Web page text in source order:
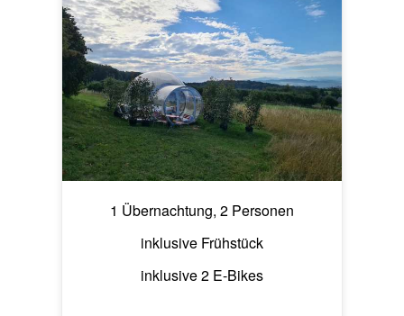
1 Übernachtung, 2 Personen
inklusive Frühstück
inklusive 2 E-Bikes